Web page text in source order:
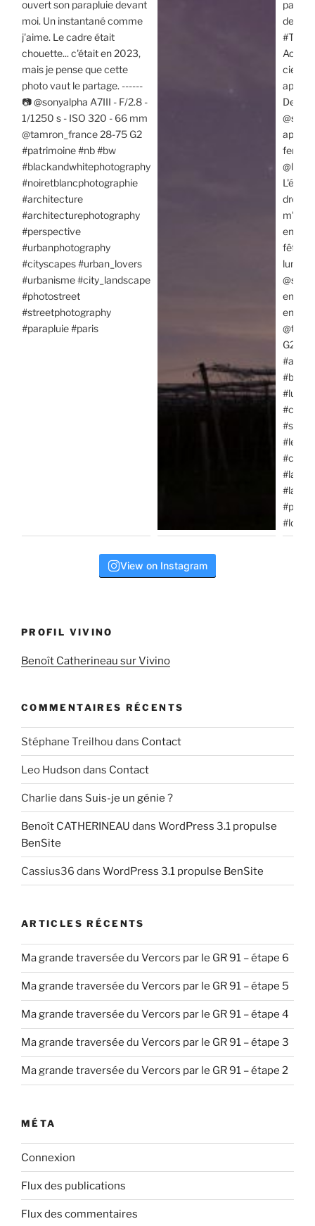
View on Instagram
PROFIL VIVINO
Benoît Catherineau sur Vivino
COMMENTAIRES RÉCENTS
Stéphane Treilhou dans Contact
Leo Hudson dans Contact
Charlie dans Suis-je un génie ?
Benoît CATHERINEAU dans WordPress 3.1 propulse
BenSite
Cassius36 dans WordPress 3.1 propulse BenSite
ARTICLES RÉCENTS
Ma grande traversée du Vercors par le GR 91 – étape 6
Ma grande traversée du Vercors par le GR 91 – étape 5
Ma grande traversée du Vercors par le GR 91 – étape 4
Ma grande traversée du Vercors par le GR 91 – étape 3
Ma grande traversée du Vercors par le GR 91 – étape 2
MÉTA
Connexion
Flux des publications
Flux des commentaires